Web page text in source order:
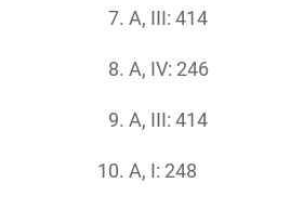
A, III: 414
A, IV: 246
A, III: 414
A, I: 248